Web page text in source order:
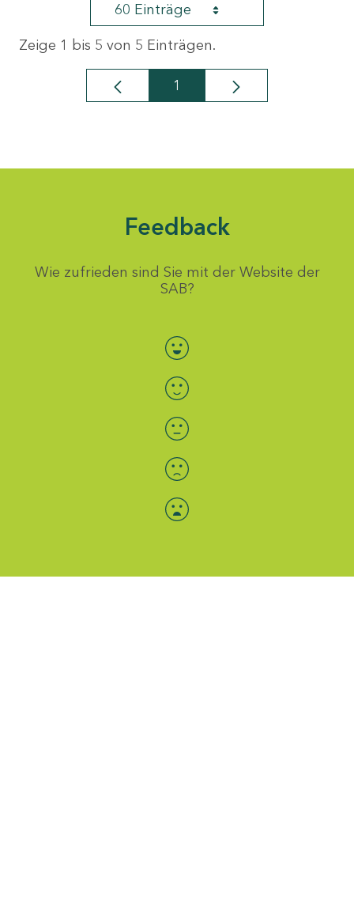
60 Einträge
Zeige 1 bis 5 von 5 Einträgen.
Seite
1
Feedback
Wie zufrieden sind Sie mit der Website der
SAB?
Bewertung auswählen